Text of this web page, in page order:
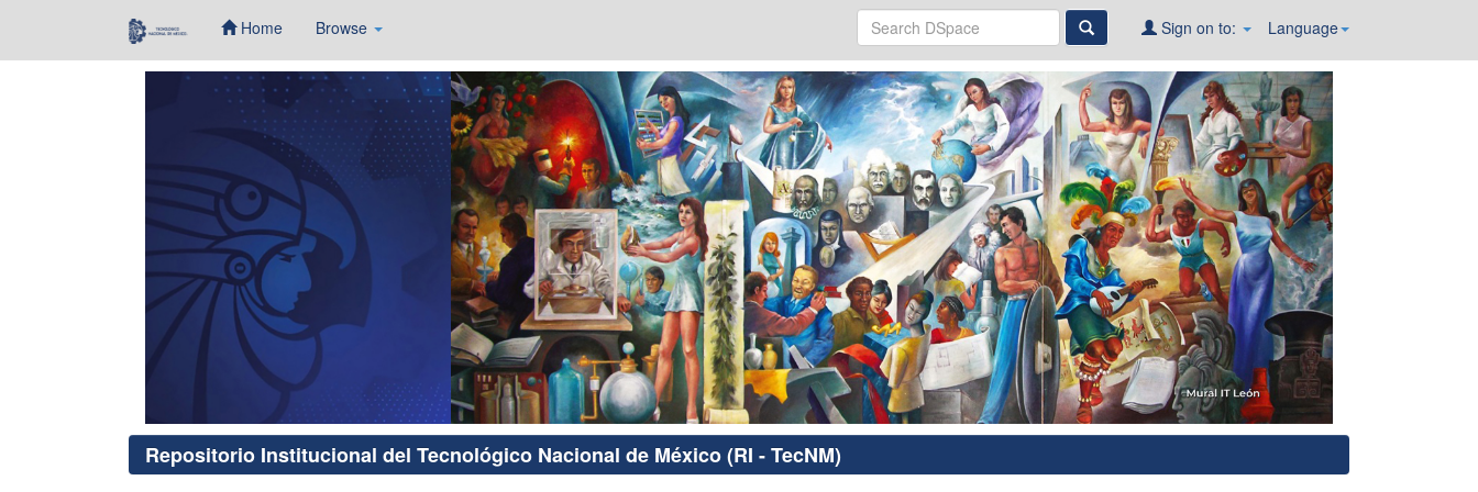
Home Browse Language
Sign on to:
Repositorio Institucional del Tecnológico Nacional de México (RI - TecNM)